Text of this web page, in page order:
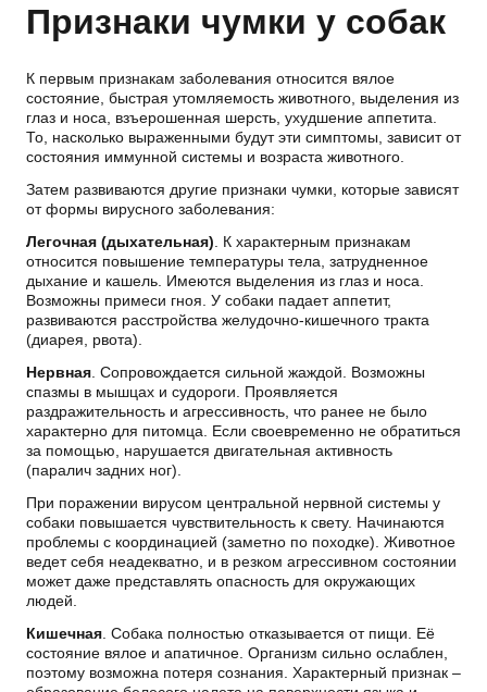
Признаки чумки у собак
К первым признакам заболевания относится вялое
состояние, быстрая утомляемость животного, выделения из
глаз и носа, взъерошенная шерсть, ухудшение аппетита.
То, насколько выраженными будут эти симптомы, зависит от
состояния иммунной системы и возраста животного.
Затем развиваются другие признаки чумки, которые зависят
от формы вирусного заболевания:
Легочная (дыхательная) . К характерным признакам
относится повышение температуры тела, затрудненное
дыхание и кашель. Имеются выделения из глаз и носа.
Возможны примеси гноя. У собаки падает аппетит,
развиваются расстройства желудочно-кишечного тракта
(диарея, рвота).
Нервная . Сопровождается сильной жаждой. Возможны
спазмы в мышцах и судороги. Проявляется
раздражительность и агрессивность, что ранее не было
характерно для питомца. Если своевременно не обратиться
за помощью, нарушается двигательная активность
(паралич задних ног).
При поражении вирусом центральной нервной системы у
собаки повышается чувствительность к свету. Начинаются
проблемы с координацией (заметно по походке). Животное
ведет себя неадекватно, и в резком агрессивном состоянии
может даже представлять опасность для окружающих
людей.
Кишечная . Собака полностью отказывается от пищи. Её
состояние вялое и апатичное. Организм сильно ослаблен,
поэтому возможна потеря сознания. Характерный признак –